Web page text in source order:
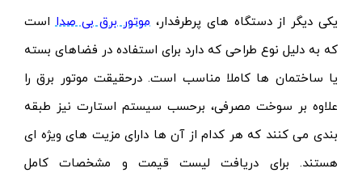
یکی دیگر از دستگاه های پرطرفدار، موتور برق بی صدااست
که به دلیل نوع طراحی که دارد برای استفاده در فضاهای بسته
یا ساختمان ها کاملا مناسب است. درحقیقت موتور برق را
علاوه بر سوخت مصرفی، برحسب سیستم استارت نیز طبقه
بندی می کنند که هر کدام از آن ها دارای مزیت های ویژه ای
هستند. برای دریافت لیست قیمت و مشخصات کامل‌